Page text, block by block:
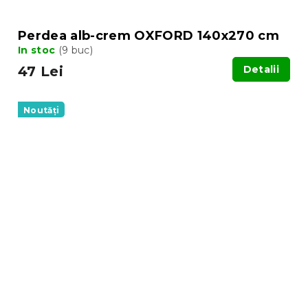
Perdea alb-crem OXFORD 140x270 cm
In stoc (9 buc)
47 Lei Detalii
Noutăți